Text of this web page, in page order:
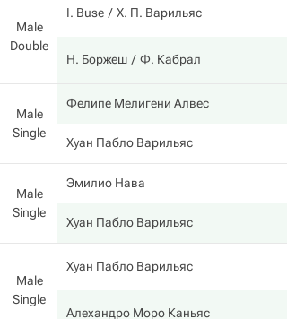
Male
Double
I. Buse Х. П. Варильяс
Н. Боржеш Ф. Кабрал
Male
Single
Фелипе Мелигени Алвес
Хуан Пабло Варильяс
Male
Single
Эмилио Нава
Хуан Пабло Варильяс
Male
Single
Хуан Пабло Варильяс
Алехандро Моро Каньяс